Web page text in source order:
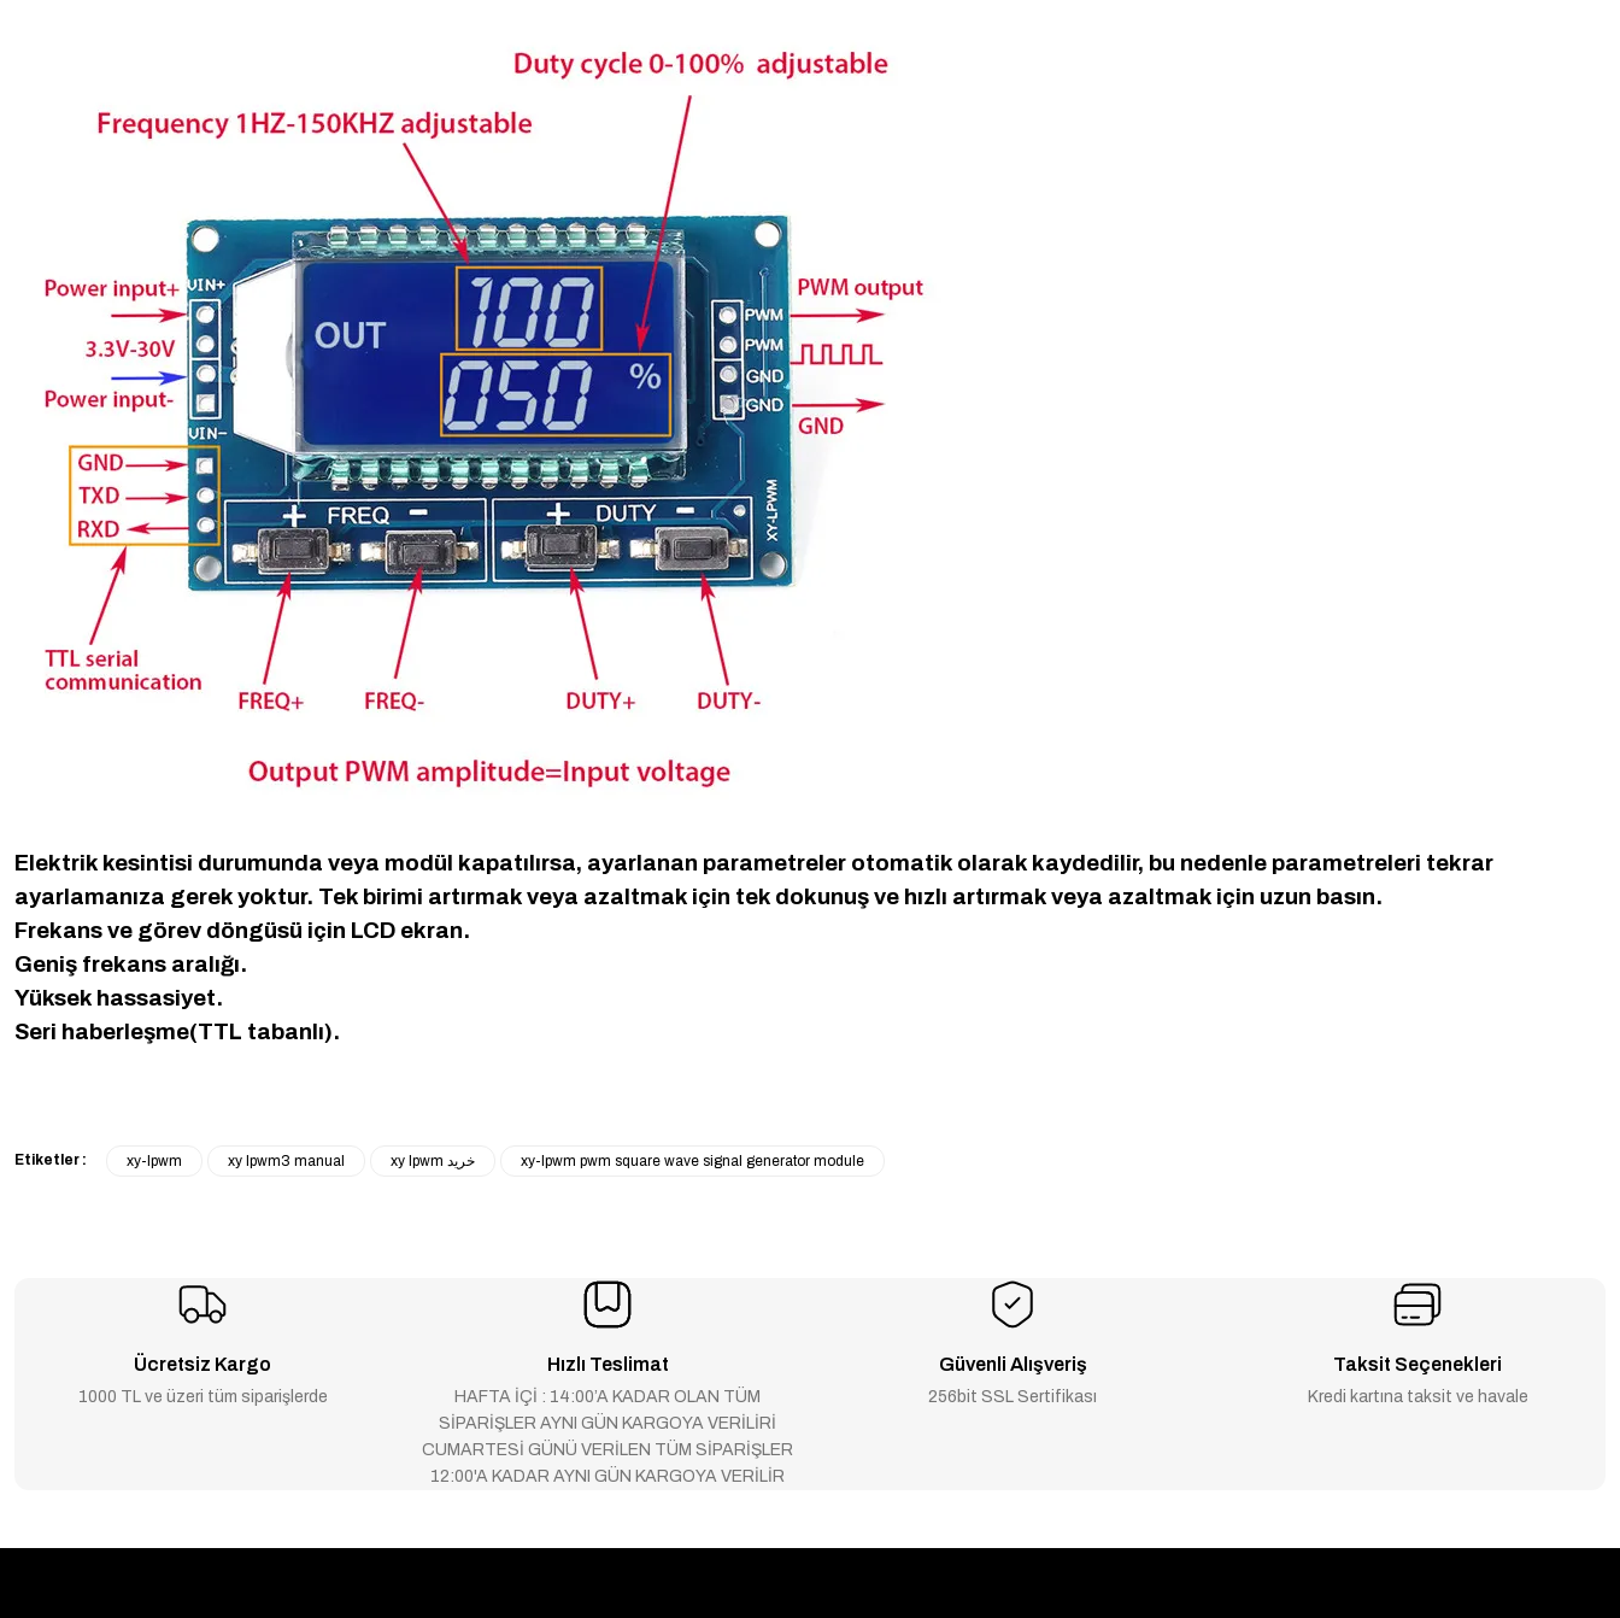
Elektrik kesintisi durumunda veya modül kapatılırsa, ayarlanan parametreler otomatik olarak kaydedilir, bu nedenle parametreleri tekrar
ayarlamanıza gerek yoktur. Tek birimi artırmak veya azaltmak için tek dokunuş ve hızlı artırmak veya azaltmak için uzun basın.
Frekans ve görev döngüsü için LCD ekran.
Geniş frekans aralığı.
Yüksek hassasiyet.
Seri haberleşme(TTL tabanlı).
Etiketler : xy-lpwm xy lpwm3 manual xy lpwm خرید xy-lpwm pwm square wave signal generator module
Ücretsiz Kargo
1000 TL ve üzeri tüm siparişlerde
Hızlı Teslimat
HAFTA İÇİ : 14:00’A KADAR OLAN TÜM
SİPARİŞLER AYNI GÜN KARGOYA VERİLİRİ
CUMARTESİ GÜNÜ VERİLEN TÜM SİPARİŞLER
12:00'A KADAR AYNI GÜN KARGOYA VERİLİR
Güvenli Alışveriş
256bit SSL Sertifikası
Taksit Seçenekleri
Kredi kartına taksit ve havale